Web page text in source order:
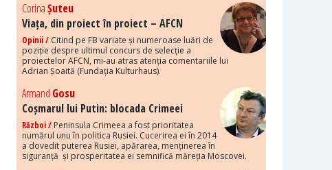
CorinaȘuteu
Viața, din proiect în proiect – AFCN
Opinii / Citind pe FB variate și numeroase luări de
poziție despre ultimul concurs de selecție a
proiectelor AFCN, mi-au atras atenția comentariile lui
Adrian Șoaită (Fundația Kulturhaus).
Armand Gosu
Coșmarul lui Putin: blocada Crimeei
Război / Peninsula Crimeea a fost prioritatea
numărul unu în politica Rusiei. Cucerirea ei în 2014
a dovedit puterea Rusiei, apărarea, menținerea în
siguranță și prosperitatea ei semnifică măreția Moscovei.